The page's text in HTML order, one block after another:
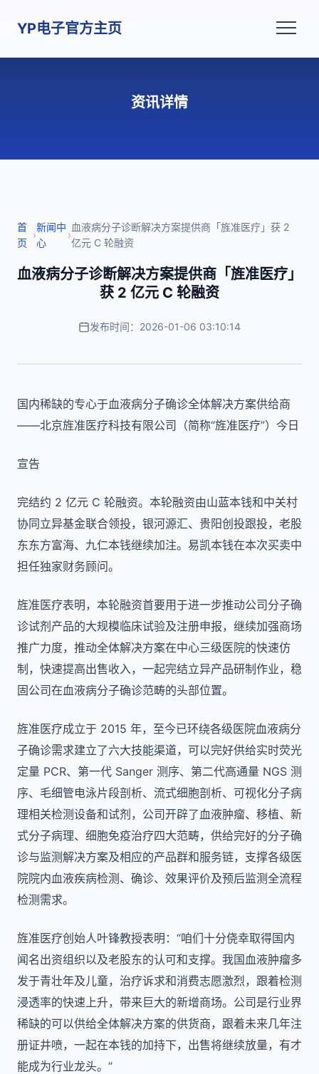
YP电子官方主页
资讯详情
首
页
›
新闻中
心
›
血液病分子诊断解决方案提供商「旌准医疗」获 2
亿元 C 轮融资
血液病分子诊断解决方案提供商「旌准医疗」
获 2 亿元 C 轮融资
发布时间：2026-01-06 03:10:14
国内稀缺的专心于血液病分子确诊全体解决方案供给商
——北京旌准医疗科技有限公司（简称“旌准医疗”）今日
宣告
完结约 2 亿元 C 轮融资。本轮融资由山蓝本钱和中关村
协同立异基金联合领投，银河源汇、贵阳创投跟投，老股
东东方富海、九仁本钱继续加注。易凯本钱在本次买卖中
担任独家财务顾问。
旌准医疗表明，本轮融资首要用于进一步推动公司分子确
诊试剂产品的大规模临床试验及注册申报，继续加强商场
推广力度，推动全体解决方案在中心三级医院的快速仿
制，快速提高出售收入，一起完结立异产品研制作业，稳
固公司在血液病分子确诊范畴的头部位置。
旌准医疗成立于 2015 年，至今已环绕各级医院血液病分
子确诊需求建立了六大技能渠道，可以完好供给实时荧光
定量 PCR、第一代 Sanger 测序、第二代高通量 NGS 测
序、毛细管电泳片段剖析、流式细胞剖析、可视化分子病
理相关检测设备和试剂，公司开辟了血液肿瘤、移植、新
式分子病理、细胞免疫治疗四大范畴，供给完好的分子确
诊与监测解决方案及相应的产品群和服务链，支撑各级医
院院内血液疾病检测、确诊、效果评价及预后监测全流程
检测需求。
旌准医疗创始人叶锋教授表明：“咱们十分侥幸取得国内
闻名出资组织以及老股东的认可和支撑。我国血液肿瘤多
发于青壮年及儿童，治疗诉求和消费志愿激烈，跟着检测
浸透率的快速上升，带来巨大的新增商场。公司是行业界
稀缺的可以供给全体解决方案的供货商，跟着未来几年注
册证井喷，一起在本钱的加持下，出售将继续放量，有才
能成为行业龙头。”